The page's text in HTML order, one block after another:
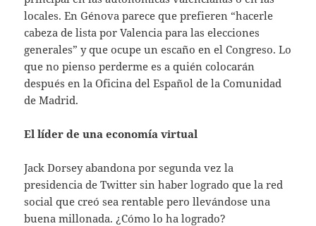
locales. En Génova parece que prefieren “hacerle
cabeza de lista por Valencia para las elecciones
generales” y que ocupe un escaño en el Congreso. Lo
que no pienso perderme es a quién colocarán
después en la Oficina del Español de la Comunidad
de Madrid.
El líder de una economía virtual
Jack Dorsey abandona por segunda vez la
presidencia de Twitter sin haber logrado que la red
social que creó sea rentable pero llevándose una
buena millonada. ¿Cómo lo ha logrado?